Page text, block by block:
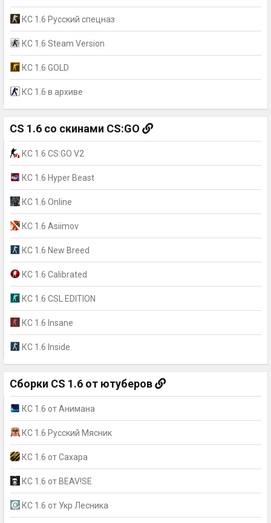
КС 1.6 Русский спецназ
КС 1.6 Steam Version
КС 1.6 GOLD
КС 1.6 в архиве
CS 1.6 со скинами CS:GO
КС 1.6 CS:GO V2
КС 1.6 Hyper Beast
КС 1.6 Online
КС 1.6 Asiimov
КС 1.6 New Breed
КС 1.6 Calibrated
КС 1.6 CSL EDITION
КС 1.6 Insane
КС 1.6 Inside
Сборки CS 1.6 от ютуберов
КС 1.6 от Анимана
КС 1.6 Русский Мясник
КС 1.6 от Сахара
КС 1.6 от BEAV!SE
КС 1.6 от Укр Лесника